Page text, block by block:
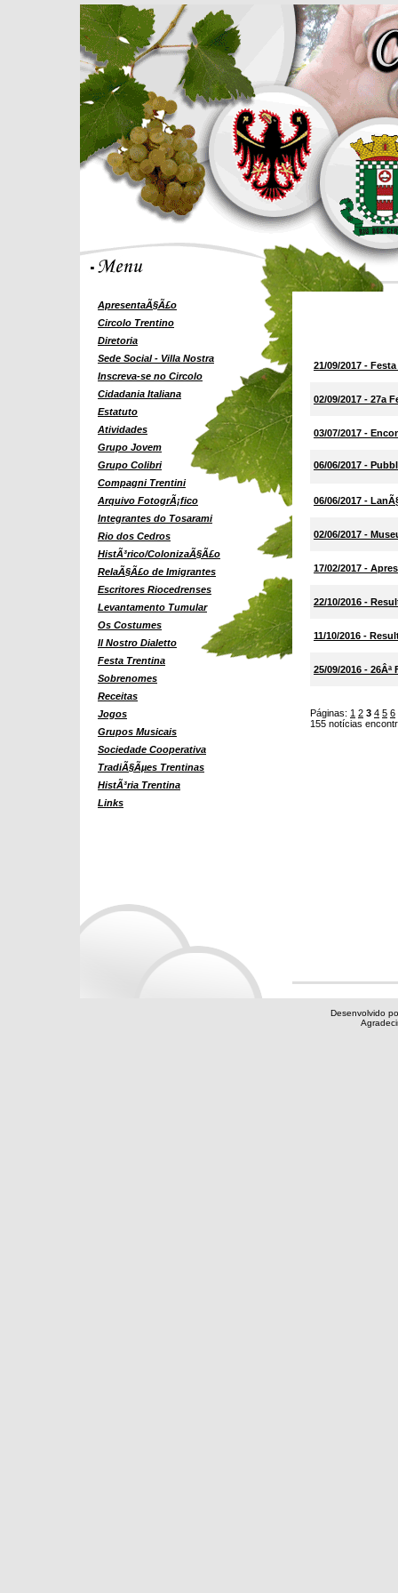
ApresentaÃ§Ã£o
Circolo Trentino
Diretoria
Sede Social - Villa Nostra
Inscreva-se no Circolo
Cidadania Italiana
Estatuto
Atividades
Grupo Jovem
Grupo Colibri
Compagni Trentini
Arquivo FotogrÃ¡fico
Integrantes do Tosarami
Rio dos Cedros
HistÃ³rico/ColonizaÃ§Ã£o
RelaÃ§Ã£o de Imigrantes
Escritores Riocedrenses
Levantamento Tumular
Os Costumes
Il Nostro Dialetto
Festa Trentina
Sobrenomes
Receitas
Jogos
Grupos Musicais
Sociedade Cooperativa
TradiÃ§Ãµes Trentinas
HistÃ³ria Trentina
Links
21/09/2017 -
02/09/2017 - 27a
03/07/2017 -
06/06/2017 -
06/06/2017 -
02/06/2017 -
17/02/2017 -
22/10/2016 -
11/10/2016 -
25/09/2016 -
Páginas: 1 2 3 4 5 6
155 notícias
Desenvolvido